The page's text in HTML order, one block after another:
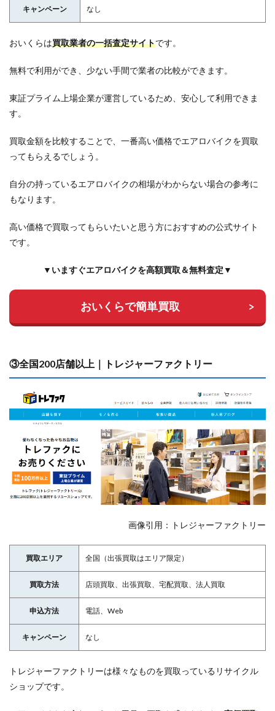
キャンペーン なし
おいくらは買取業者の一括査定サイトです。
無料で利用ができ、少ない手間で業者の比較ができます。
東証プライム上場企業が運営しているため、安心して利用できま
す。
買取金額を比較することで、一番高い価格でエアロバイクを買取
ってもらえるでしょう。
自分の持っているエアロバイクの相場がわからない場合の参考に
もなります。
高い価格で買取ってもらいたいと思う方におすすめの公式サイト
です。
▼いますぐエアロバイクを高額買取＆無料査定▼
おいくらで簡単買取
③全国200店舗以上｜トレジャーファクトリー
画像引用：トレジャーファクトリー
買取エリア 全国（出張買取はエリア限定）
買取方法 店頭買取、出張買取、宅配買取、法人買取
申込方法 電話、Web
キャンペーン なし
トレジャーファクトリーは様々なものを買取っているリサイクル
ショップです。